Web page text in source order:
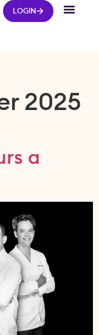
LOGIN
2025
a